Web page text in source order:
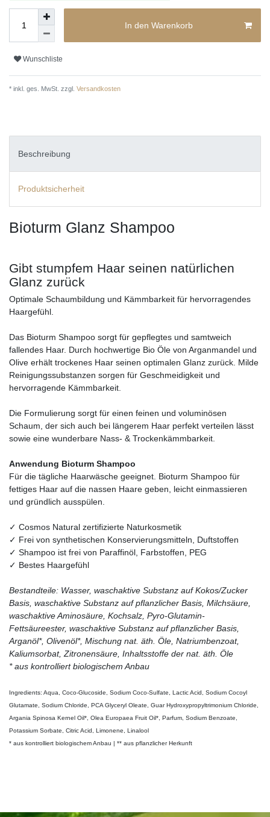
In den Warenkorb
Wunschliste
* inkl. ges. MwSt. zzgl. Versandkosten
Beschreibung
Produktsicherheit
Bioturm Glanz Shampoo
Gibt stumpfem Haar seinen natürlichen
Glanz zurück
Optimale Schaumbildung und Kämmbarkeit für hervorragendes
Haargefühl.
Das Bioturm Shampoo sorgt für gepflegtes und samtweich
fallendes Haar. Durch hochwertige Bio Öle von Arganmandel und
Olive erhält trockenes Haar seinen optimalen Glanz zurück. Milde
Reinigungssubstanzen sorgen für Geschmeidigkeit und
hervorragende Kämmbarkeit.
Die Formulierung sorgt für einen feinen und voluminösen
Schaum, der sich auch bei längerem Haar perfekt verteilen lässt
sowie eine wunderbare Nass- & Trockenkämmbarkeit.
Anwendung Bioturm Shampoo
Für die tägliche Haarwäsche geeignet. Bioturm Shampoo für
fettiges Haar auf die nassen Haare geben, leicht einmassieren
und gründlich ausspülen.
✓ Cosmos Natural zertifizierte Naturkosmetik
✓ Frei von synthetischen Konservierungsmitteln, Duftstoffen
✓ Shampoo ist frei von Paraffinöl, Farbstoffen, PEG
✓ Bestes Haargefühl
Bestandteile: Wasser, waschaktive Substanz auf Kokos/Zucker
Basis, waschaktive Substanz auf pflanzlicher Basis, Milchsäure,
waschaktive Aminosäure, Kochsalz, Pyro-Glutamin-
Fettsäureester, waschaktive Substanz auf pflanzlicher Basis,
Arganöl*, Olivenöl*, Mischung nat. äth. Öle, Natriumbenzoat,
Kaliumsorbat, Zitronensäure, Inhaltsstoffe der nat. äth. Öle
* aus kontrolliert biologischem Anbau
Ingredients: Aqua, Coco-Glucoside, Sodium Coco-Sulfate, Lactic Acid, Sodium Cocoyl
Glutamate, Sodium Chloride, PCA Glyceryl Oleate, Guar Hydroxypropyltrimonium Chloride,
Argania Spinosa Kernel Oil*, Olea Europaea Fruit Oil*, Parfum, Sodium Benzoate,
Potassium Sorbate, Citric Acid, Limonene, Linalool
* aus kontrolliert biologischem Anbau | ** aus pflanzlicher Herkunft